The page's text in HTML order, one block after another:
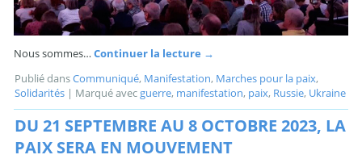
Nous sommes…Continuer la lecture →
Publié dansCommuniqué, Manifestation, Marches pour la paix,
Solidarités | Marqué avec guerre, manifestation, paix, Russie, Ukraine
DU 21 SEPTEMBRE AU 8 OCTOBRE 2023, LA
PAIX SERA EN MOUVEMENT